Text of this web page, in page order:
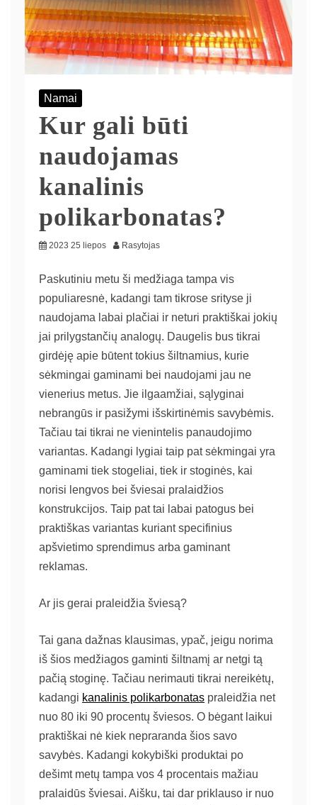
Namai
Kur gali būti
naudojamas
kanalinis
polikarbonatas?
2023 25 liepos Rasytojas
Paskutiniu metu ši medžiaga tampa vis
populiaresnė, kadangi tam tikrose srityse ji
naudojama labai plačiai ir neturi praktiškai jokių
jai prilygstančių analogų. Daugelis bus tikrai
girdėję apie būtent tokius šiltnamius, kurie
sėkmingai gaminami bei naudojami jau ne
vienerius metus. Jie ilgaamžiai, sąlyginai
nebrangūs ir pasižymi išskirtinėmis savybėmis.
Tačiau tai tikrai ne vienintelis panaudojimo
variantas. Kadangi lygiai taip pat sėkmingai yra
gaminami tiek stogeliai, tiek ir stoginės, kai
norisi lengvos bei šviesai pralaidžios
konstrukcijos. Taip pat tai labai patogus bei
praktiškas variantas kuriant specifinius
apšvietimo sprendimus arba gaminant
reklamas.
Ar jis gerai praleidžia šviesą?
Tai gana dažnas klausimas, ypač, jeigu norima
iš šios medžiagos gaminti šiltnamį ar netgi tą
pačią stoginę. Tačiau nerimauti tikrai nereikėtų,
kadangi kanalinis polikarbonatas praleidžia net
nuo 80 iki 90 procentų šviesos. O bėgant laikui
praktiškai nė kiek nepraranda šios savo
savybės. Kadangi kokybiški produktai po
dešimt metų tampa vos 4 procentais mažiau
pralaidūs šviesai. Aišku, tai dar priklauso ir nuo